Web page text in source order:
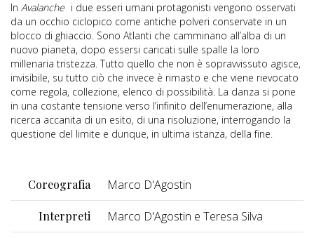
In Avalanche i due esseri umani protagonisti vengono osservati
da un occhio ciclopico come antiche polveri conservate in un
blocco di ghiaccio. Sono Atlanti che camminano all’alba di un
nuovo pianeta, dopo essersi caricati sulle spalle la loro
millenaria tristezza. Tutto quello che non è sopravvissuto agisce,
invisibile, su tutto ciò che invece è rimasto e che viene rievocato
come regola, collezione, elenco di possibilità. La danza si pone
in una costante tensione verso l’infinito dell’enumerazione, alla
ricerca accanita di un esito, di una risoluzione, interrogando la
questione del limite e dunque, in ultima istanza, della fine.
Coreografia Marco D'Agostin
Interpreti Marco D'Agostin e Teresa Silva